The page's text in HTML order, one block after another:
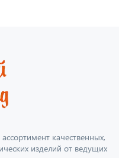
качественных,
изделий от ведущих